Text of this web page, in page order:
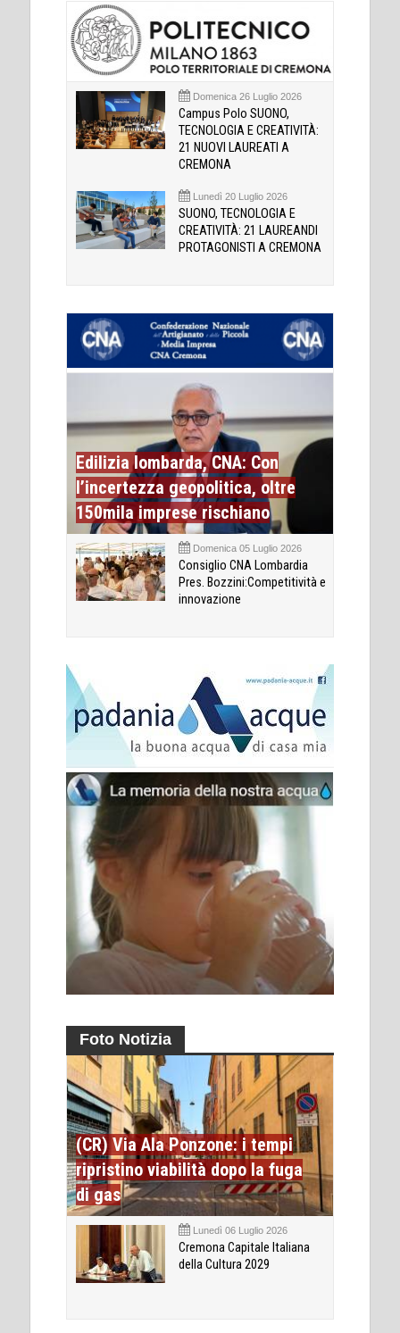
Domenica 26 Luglio 2026
Campus Polo SUONO,
TECNOLOGIA E CREATIVITÀ:
21 NUOVI LAUREATI A
CREMONA
Lunedì 20 Luglio 2026
SUONO, TECNOLOGIA E
CREATIVITÀ: 21 LAUREANDI
PROTAGONISTI A CREMONA
Edilizia lombarda, CNA: Con
l’incertezza geopolitica, oltre
150mila imprese rischiano
Domenica 05 Luglio 2026
Consiglio CNA Lombardia
Pres. Bozzini:Competitività e
innovazione
Foto Notizia
(CR) Via Ala Ponzone: i tempi
ripristino viabilità dopo la fuga
di gas
Lunedì 06 Luglio 2026
Cremona Capitale Italiana
della Cultura 2029